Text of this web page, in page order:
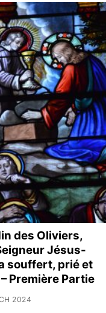
des Oliviers,
Jésus-
souffert, prié et
Première Partie
2024